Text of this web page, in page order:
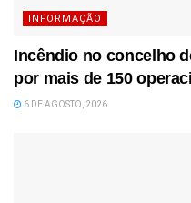
INFORMAÇÃO
Incêndio no concelho
por mais de 150
6 DE AGOSTO, 2026